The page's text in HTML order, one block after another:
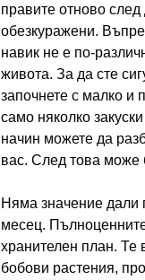
правите отново
обезкуражени.
навик не е по-
живота. За да сте
започнете с малко и
само няколко
начин можете да
вас. След това може
Няма значение дали
месец.
хранителен план. Те
бобови растения,